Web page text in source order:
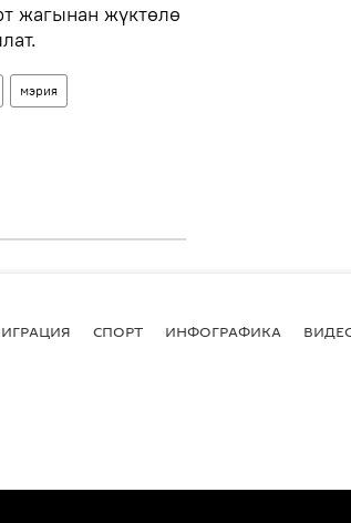
жагынан жүктөлө
мэрия
СПОРТ ИНФОГРАФИКА